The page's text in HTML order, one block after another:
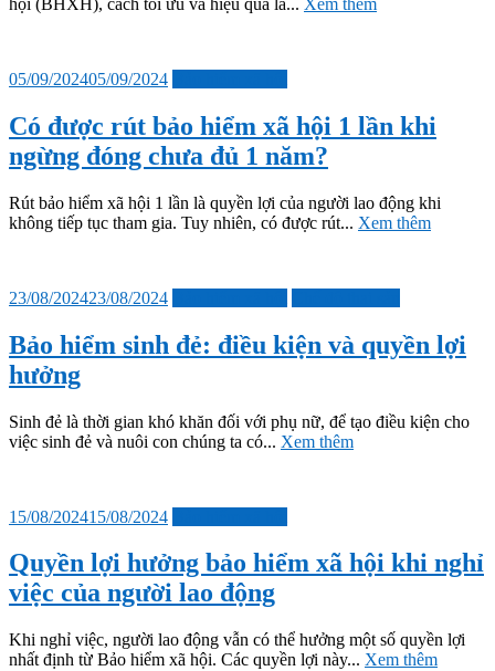
hội (BHXH), cách tối ưu và hiệu quả là... Xem thêm
Đăng
05/09/202405/09/2024
Có được rút bảo hiểm xã hội 1 lần khi
ngừng đóng chưa đủ 1 năm?
Rút bảo hiểm xã hội 1 lần là quyền lợi của người lao động khi
không tiếp tục tham gia. Tuy nhiên, có được rút... Xem thêm
Đăng
23/08/202423/08/2024
Bảo hiểm sinh đẻ: điều kiện và quyền lợi
hưởng
Sinh đẻ là thời gian khó khăn đối với phụ nữ, để tạo điều kiện cho
việc sinh đẻ và nuôi con chúng ta có... Xem thêm
Đăng
15/08/202415/08/2024
Quyền lợi hưởng bảo hiểm xã hội khi nghỉ
việc của người lao động
Khi nghỉ việc, người lao động vẫn có thể hưởng một số quyền lợi
nhất định từ Bảo hiểm xã hội. Các quyền lợi này... Xem thêm